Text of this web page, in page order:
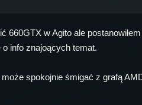
660GTX w Agito ale
info znajoących temat.
spokojnie śmigać z grafą